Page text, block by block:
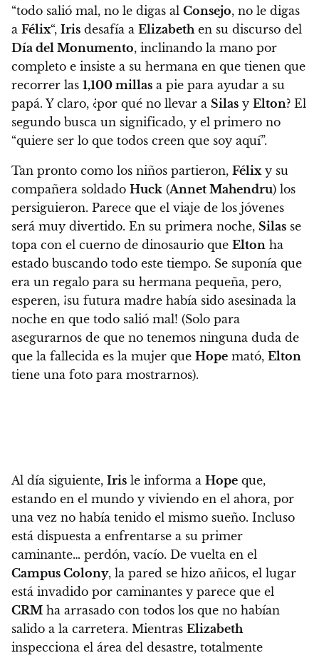
“todo salió mal, no le digas al Consejo, no le digas
a Félix“, Iris desafía a Elizabethen su discurso del
Día del Monumento, inclinando la mano por
completo e insiste a su hermana en que tienen que
recorrer las 1,100 millas a pie para ayudar a su
papá. Y claro, ¿por qué no llevar a Silas y Elton? El
segundo busca un significado, y el primero no
“quiere ser lo que todos creen que soy aquí”.
Tan pronto como los niños partieron, Félixy su
compañera soldado Huck (Annet Mahendru) los
persiguieron. Parece que el viaje de los jóvenes
será muy divertido. En su primera noche, Silas se
topa con el cuerno de dinosaurio que Elton ha
estado buscando todo este tiempo. Se suponía que
era un regalo para su hermana pequeña, pero,
esperen, ¡su futura madre había sido asesinada la
noche en que todo salió mal! (Solo para
asegurarnos de que no tenemos ninguna duda de
que la fallecida es la mujer que Hope mató, Elton
tiene una foto para mostrarnos).
Al día siguiente, Iris le informa a Hope que,
estando en el mundo y viviendo en el ahora, por
una vez no había tenido el mismo sueño. Incluso
está dispuesta a enfrentarse a su primer
caminante… perdón, vacío. De vuelta en el
Campus Colony, la pared se hizo añicos, el lugar
está invadido por caminantes y parece que el
CRM ha arrasado con todos los que no habían
salido a la carretera. Mientras Elizabeth
inspecciona el área del desastre, totalmente